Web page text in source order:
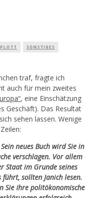
SONSTIGES
traf, fragte ich
auch für mein zweites
, eine Einschätzung
Geschäft). Das Resultat
sehen lassen. Wenige
neues Buch wird Sie in
verschlagen. Vor allem
Staat im Grunde seines
sollten Janich lesen.
Sie Ihre politökonomische